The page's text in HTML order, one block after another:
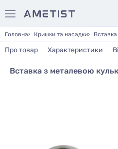
Головна Кришки та насадки
Про товар Характеристики
Вставка з металевою